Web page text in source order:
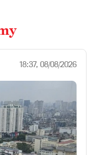
18:37, 08/08/2026